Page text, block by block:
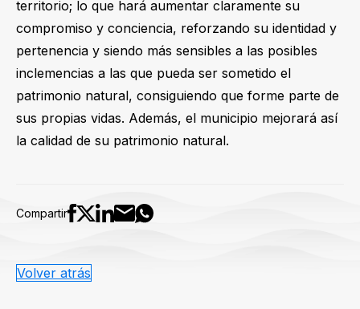
territorio; lo que hará aumentar claramente su
compromiso y conciencia, reforzando su identidad y
pertenencia y siendo más sensibles a las posibles
inclemencias a las que pueda ser sometido el
patrimonio natural, consiguiendo que forme parte de
sus propias vidas. Además, el municipio mejorará así
la calidad de su patrimonio natural.
Compartir
Volver atrás